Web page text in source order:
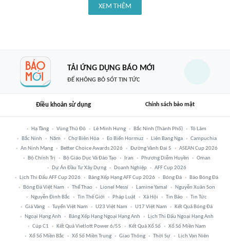
XEM THÊM
TẢI ỨNG DỤNG BÁO MỚI
ĐỂ KHÔNG BỎ SÓT TIN TỨC
Điều khoản sử dụng Chính sách bảo mật
Hạ Tầng Vùng Thủ Đô Lê Minh Hưng Bắc Ninh (thành Phố)
Tô Lâm
Bắc Ninh
Năm Chợ Biên Hòa Eo Biển Hormuz Liên Bang Nga
Campuchia
An Ninh Mạng
Better Choice Awards 2026 Đường Vành Đai 5
ASEAN Cup 2026
Bộ Chính Trị
Bộ Giáo Dục Và Đào Tạo Iran Phương Diễm Huyền
Oman
Dự Án Đầu Tư Xây Dựng
Doanh Nghiệp
AFF Cup 2026
Lịch Thi Đấu AFF Cup 2026
Bảng Xếp Hạng AFF Cup 2026 Bóng Đá
Báo Bóng Đá
Bóng Đá Việt Nam
Thể Thao Lionel Messi Lamine Yamal
Nguyễn Xuân Son
Nguyễn Đình Bắc
Tin Thế Giới Pháp Luật Xã Hội Tin Bão
Tin Tức
Giá Vàng
Tuyển Việt Nam U23 Việt Nam U17 Việt Nam
Kết Quả Bóng Đá
Ngoại Hạng Anh
Bảng Xếp Hạng Ngoại Hạng Anh
Lịch Thi Đấu Ngoại Hạng Anh
Cúp C1
Kết Quả Vietlott Power 6/55 Kết Quả Xổ Số
Xổ Số Miền Nam
Xổ Số Miền Bắc
Xổ Số Miền Trung Giao Thông Thời Sự Lịch Vạn Niên